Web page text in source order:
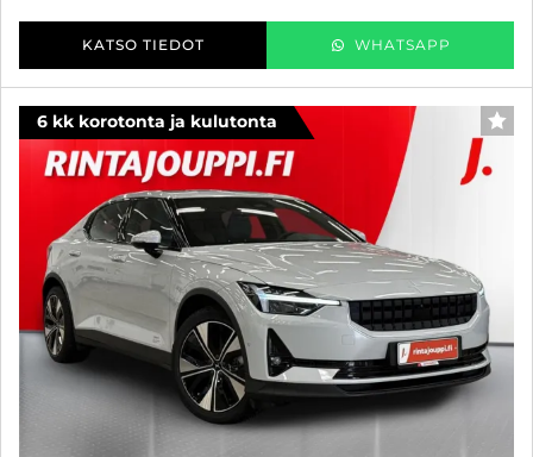
KATSO TIEDOT WHATSAPP
6 kk korotonta ja kulutonta